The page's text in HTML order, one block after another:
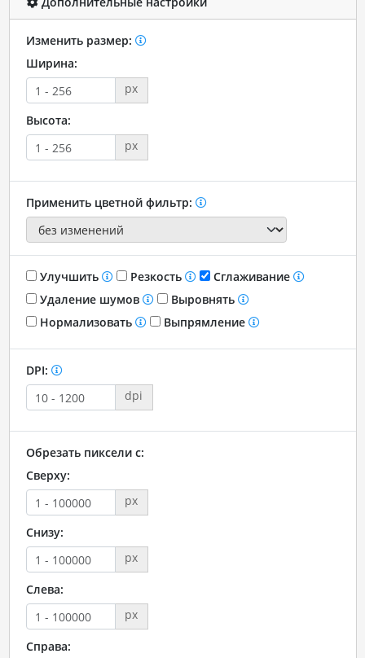
Изменить размер:
Ширина:
px
Высота:
px
Применить цветной фильтр:
Улучшить Резкость
Сглаживание
Удаление шумов
Выровнять
Нормализовать
Выпрямление
DPI:
dpi
Обрезать пиксели с:
Сверху:
px
Снизу:
px
Слева:
px
Справа: